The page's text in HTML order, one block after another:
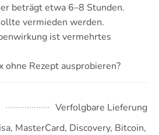
beträgt etwa 6–8 Stunden.
vermieden werden.
ist vermehrtes
ohne Rezept ausprobieren?
Verfolgbare Lieferung
MasterCard, Discovery, Bitcoin,